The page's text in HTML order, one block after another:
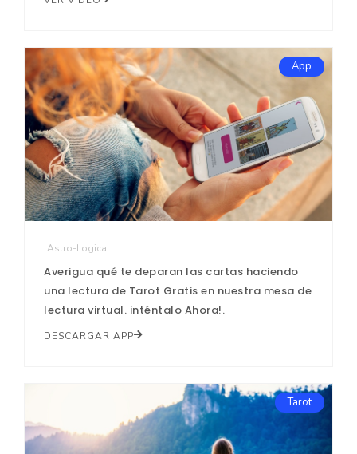
App
Astro-Logica
Averigua qué te deparan las cartas haciendo
una lectura de Tarot Gratis en nuestra mesa de
lectura virtual. inténtalo Ahora!.
DESCARGAR APP
Tarot